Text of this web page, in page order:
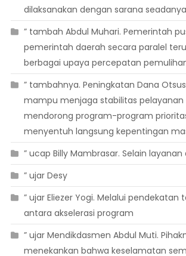
dilaksanakan dengan sarana seadanya
” tambah Abdul Muhari. Pemerintah
pemerintah daerah secara paralel
berbagai upaya percepatan
” tambahnya. Peningkatan Dana
mampu menjaga stabilitas pelayanan
mendorong program-program
menyentuh langsung kepentingan
” ucap Billy Mambrasar. Selain layanan
” ujar Desy
” ujar Eliezer Yogi. Melalui pendekatan
antara akselerasi program
” ujar Mendikdasmen Abdul Muti.
menekankan bahwa keselamatan